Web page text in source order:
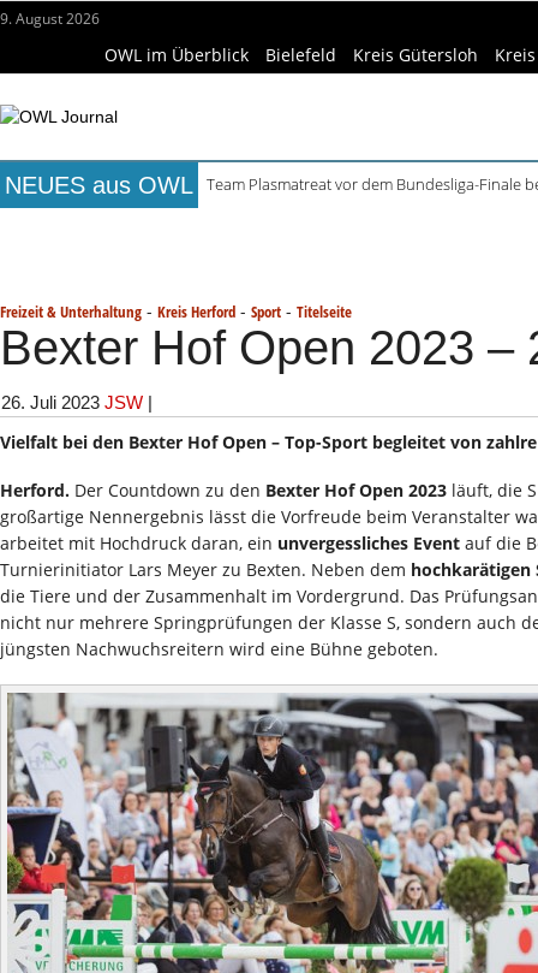
9. August 2026
OWL im Überblick Bielefeld Kreis Gütersloh
NEUES aus OWL
Team Plasmatreat vor dem Bundesliga-Finale
Freizeit & Unterhaltung - Kreis Herford - Sport - Titelseite
Bexter Hof Open 2023 –
26. Juli 2023 JSW |
Vielfalt bei den Bexter Hof Open – Top-Sport begleitet von
Herford. Der Countdown zu den Bexter Hof Open 2023 läuft, die
großartige Nennergebnis lässt die Vorfreude beim Veranstalter
arbeitet mit Hochdruck daran, ein unvergessliches Event auf die
Turnierinitiator Lars Meyer zu Bexten. Neben dem hochkarätigen
die Tiere und der Zusammenhalt im Vordergrund. Das
nicht nur mehrere Springprüfungen der Klasse S, sondern auch
jüngsten Nachwuchsreitern wird eine Bühne geboten.